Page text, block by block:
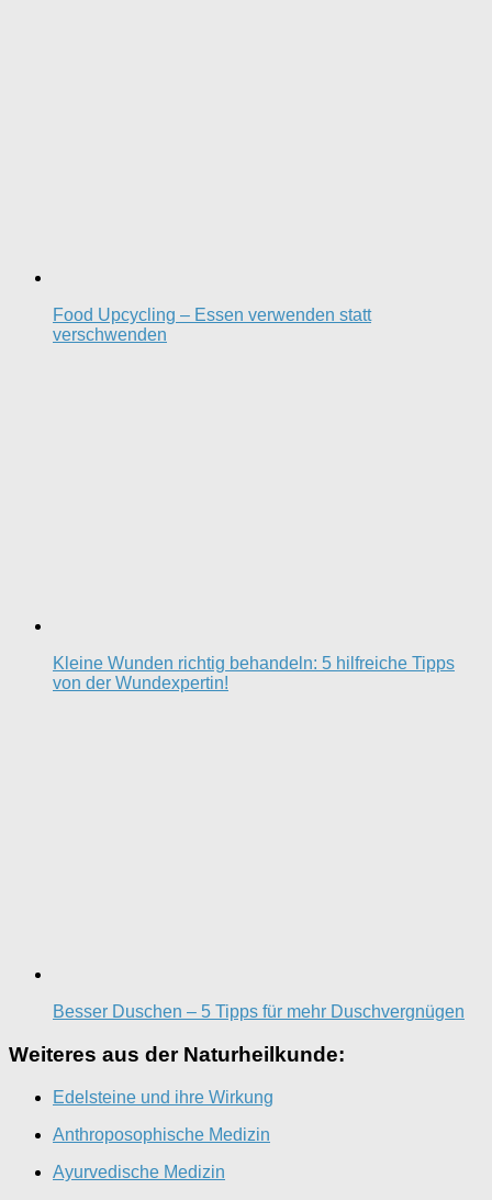
Food Upcycling – Essen verwenden statt
verschwenden
Kleine Wunden richtig behandeln: 5 hilfreiche Tipps
von der Wundexpertin!
Besser Duschen – 5 Tipps für mehr Duschvergnügen
Weiteres aus der Naturheilkunde:
Edelsteine und ihre Wirkung
Anthroposophische Medizin
Ayurvedische Medizin